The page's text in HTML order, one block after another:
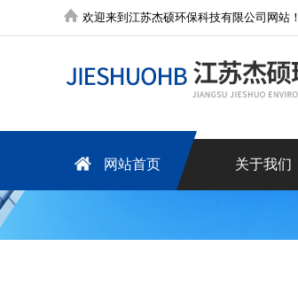
欢迎来到江苏杰硕环保科技有限公司网站！
网站首页 关于我们